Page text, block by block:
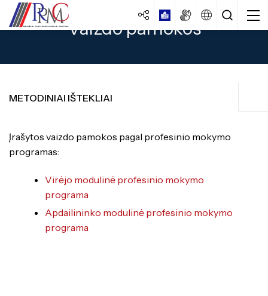
Centro strategija
Veiklos ataskaitos
Laisvos darbo vietos
išsilavinimą
Specialybės turintiems pagrindinį
išsilavinimą
Specialybės turintiems spec. ugdymo
Mokiniams
Ugdymas
Apgyvendinimo paslaugos
Vaizdo pamokos
METODINIAI IŠTEKLIAI
Darbo užmokestis
Įrašytos vaizdo pamokos pagal profesinio mokymo
programas:
Virėjo modulinė profesinio mokymo
programa
Apdailininko modulinė profesinio mokymo
programa